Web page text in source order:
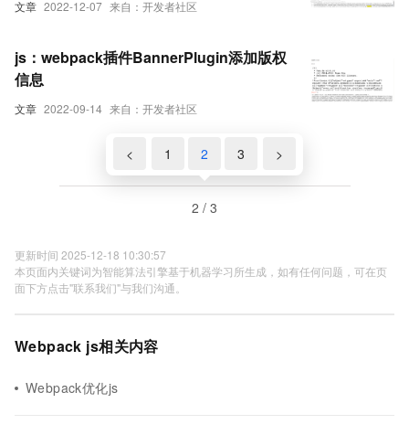
文章 2022-12-07 来自：开发者社区
文章 2022-09-14 来自：开发者社区
js：webpack插件BannerPlugin添加版权
信息
< 1 2 3 >
2 / 3
更新时间 2025-12-18 10:30:57
本页面内关键词为智能算法引擎基于机器学习所生成，如有任何问题，可在页
面下方点击"联系我们"与我们沟通。
Webpack js相关内容
Webpack优化js